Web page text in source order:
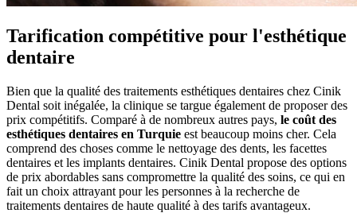
Tarification compétitive pour l'esthétique
dentaire
Bien que la qualité des traitements esthétiques dentaires chez Cinik
Dental soit inégalée, la clinique se targue également de proposer des
prix compétitifs. Comparé à de nombreux autres pays, le coût des
esthétiques dentaires en Turquie est beaucoup moins cher. Cela
comprend des choses comme le nettoyage des dents, les facettes
dentaires et les implants dentaires. Cinik Dental propose des options
de prix abordables sans compromettre la qualité des soins, ce qui en
fait un choix attrayant pour les personnes à la recherche de
traitements dentaires de haute qualité à des tarifs avantageux.